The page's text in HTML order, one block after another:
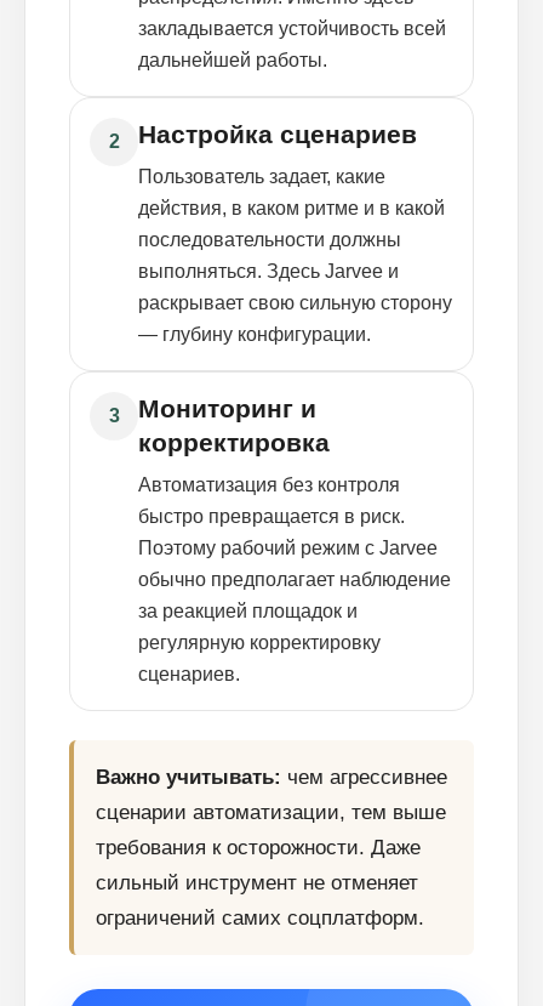
закладывается устойчивость всей
дальнейшей работы.
2 Настройка сценариев
Пользователь задает, какие
действия, в каком ритме и в какой
последовательности должны
выполняться. Здесь Jarvee и
раскрывает свою сильную сторону
— глубину конфигурации.
3
Мониторинг и
корректировка
Автоматизация без контроля
быстро превращается в риск.
Поэтому рабочий режим с Jarvee
обычно предполагает наблюдение
за реакцией площадок и
регулярную корректировку
сценариев.
Важно учитывать: чем агрессивнее
сценарии автоматизации, тем выше
требования к осторожности. Даже
сильный инструмент не отменяет
ограничений самих соцплатформ.